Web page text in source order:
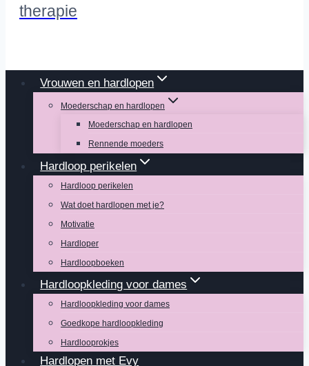
therapie
Vrouwen en hardlopen
Moederschap en hardlopen
Moederschap en hardlopen
Rennende moeders
Hardloop perikelen
Hardloop perikelen
Wat doet hardlopen met je?
Motivatie
Hardloper
Hardloopboeken
Hardloopkleding voor dames
Hardloopkleding voor dames
Goedkope hardloopkleding
Hardlooprokjes
Hardlopen met Evy